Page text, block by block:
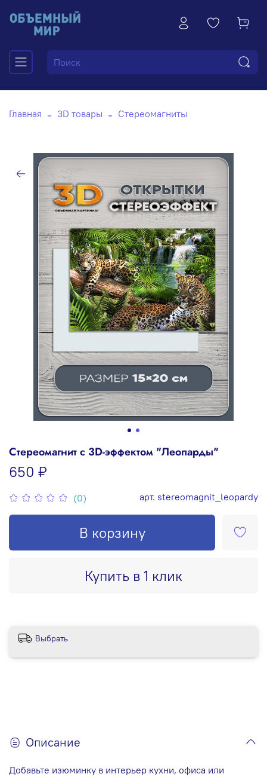
Главная 3D товары Стереомагниты
(0) арт. stereomagnit_leopardy
Стереомагнит с 3D-эффектом "Леопарды"
650 ₽
В корзину
Купить в 1 клик
Выбрать
Описание
Добавьте изюминку в интерьер кухни, офиса или